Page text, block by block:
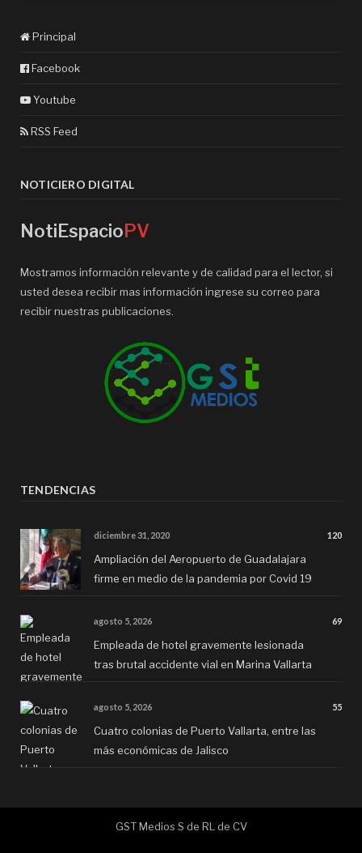
Principal
Facebook
Youtube
RSS Feed
NOTICIERO DIGITAL
NotiEspacioPV
Mostramos información relevante y de calidad para el lector, si
usted desea recibir mas información ingrese su correo para
recibir nuestras publicaciones.
TENDENCIAS
diciembre 31, 2020 120
Ampliación del Aeropuerto de Guadalajara
firme en medio de la pandemia por Covid 19
agosto 5, 2026 69
Empleada de hotel gravemente lesionada
tras brutal accidente vial en Marina Vallarta
agosto 5, 2026 55
Cuatro colonias de Puerto Vallarta, entre las
más económicas de Jalisco
GST Medios S de RL de CV